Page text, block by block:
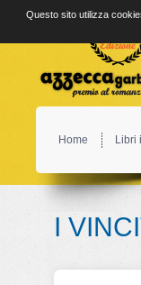
Home Libri
I
Questo sito utilizza